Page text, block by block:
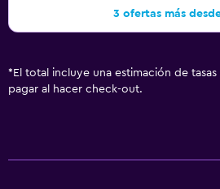
3 ofertas más
* El total incluye una estimación de
pagar al hacer check-out.